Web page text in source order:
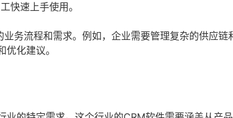
快速上手使用。
务流程和需求。例如，企业需要管理复杂的供应链
化建议。